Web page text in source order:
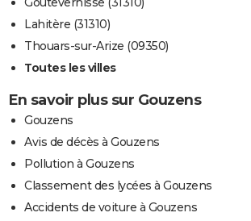
Lahitère (31310)
Thouars-sur-Arize (09350)
Toutes les villes
En savoir plus sur Gouzens
Gouzens
Avis de décès à Gouzens
Pollution à Gouzens
Classement des lycées à Gouzens
Accidents de voiture à Gouzens